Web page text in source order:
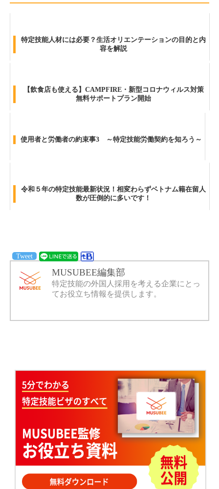
特定技能人材には必要？生活オリエンテーションの目的と内
容を解説
【飲食店も使える】CAMPFIRE・新型コロナウィルス対策
無料サポートプラン開始
使用者と労働者の約束事3 ～特定技能労働契約を知ろう～
令和５年の特定技能最新状況！相変わらずベトナム籍在留人
数が圧倒的に多いです！
Tweet
MUSUBEE編集部
特定技能の外国人採用を考える企業にとっ
てお役立ち情報を提供します。